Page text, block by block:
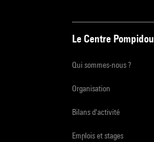
Le Centre Pompidou
Qui sommes-nous ?
Organisation
Bilans d'activité
Emplois et stages